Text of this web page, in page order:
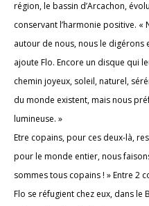
région, le bassin d’Arcachon,
conservant l’harmonie positive. «
autour de nous, nous le digérons
ajoute Flo. Encore un disque qui
chemin joyeux, soleil, naturel,
du monde existent, mais nous
lumineuse. »
Etre copains, pour ces deux-là,
pour le monde entier, nous
sommes tous copains ! » Entre 2
Flo se réfugient chez eux, dans le